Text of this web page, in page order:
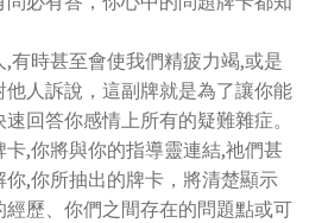
有時甚至會使我們精疲力竭,或是
人訴說，這副牌就是為了讓你能
回答你感情上所有的疑難雜症。
,你將與你的指導靈連結,祂們甚
,你所抽出的牌卡，將清楚顯示
歷、你們之間存在的問題點或可